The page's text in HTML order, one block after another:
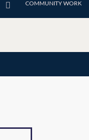
COMMUNITY WORK